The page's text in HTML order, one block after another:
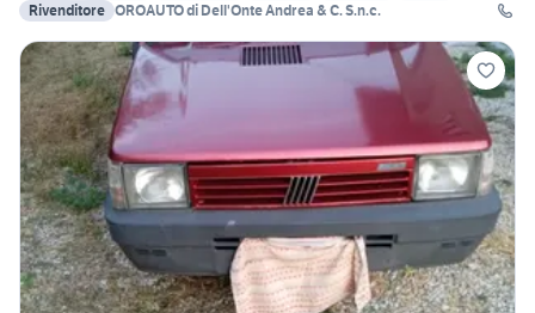
Rivenditore OROAUTO di Dell'Onte Andrea & C. S.n.c.